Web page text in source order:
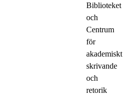
Biblioteket
och
Centrum
för
akademiskt
skrivande
och
retorik